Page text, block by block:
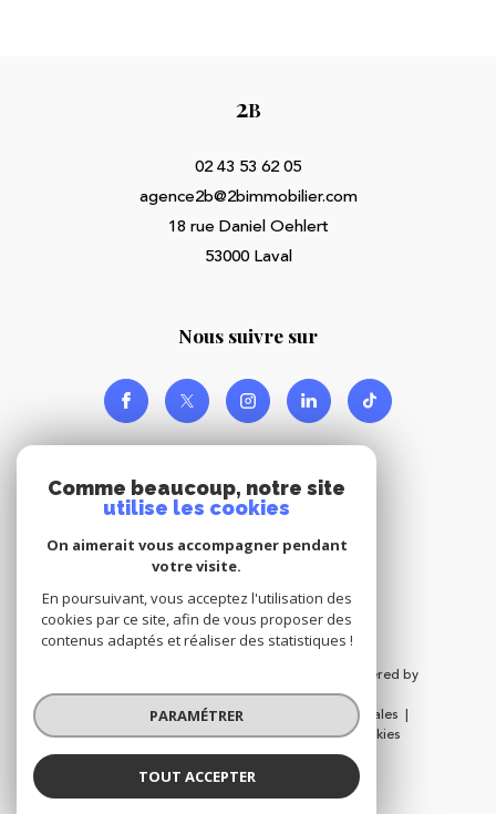
2B
02 43 53 62 05
agence2b@2bimmobilier.com
18 rue Daniel Oehlert
53000 Laval
nous suivre sur
Adhérents
© 2026 | Tous droits réservés | Traduction powered by
Google |
Nos honoraires
Plan du site
Mentions légales
Admin
Nos liens Politique RGPD Cookies
Comme beaucoup, notre site
utilise les cookies
On aimerait vous accompagner pendant
votre visite.
En poursuivant, vous acceptez l'utilisation des
cookies par ce site, afin de vous proposer des
contenus adaptés et réaliser des statistiques !
PARAMÉTRER
TOUT ACCEPTER